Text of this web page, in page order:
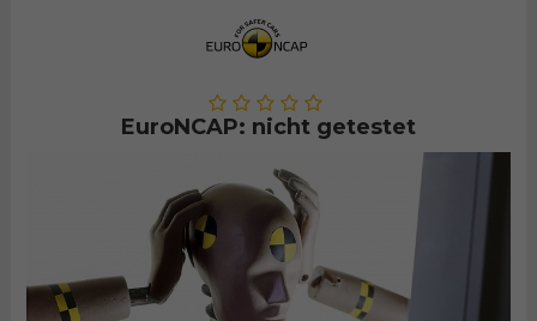
EuroNCAP: nicht getestet